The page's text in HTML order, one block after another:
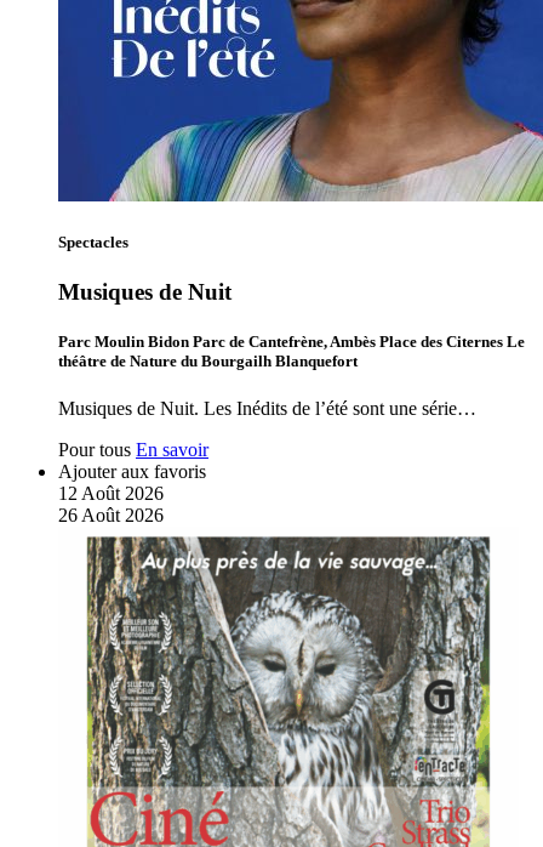
Spectacles
Musiques de Nuit
Parc Moulin Bidon Parc de Cantefrène, Ambès Place des Citernes Le
théâtre de Nature du Bourgailh Blanquefort
Musiques de Nuit. Les Inédits de l’été sont une série…
Pour tous En savoir
Ajouter aux favoris
12 Août 2026
26 Août 2026